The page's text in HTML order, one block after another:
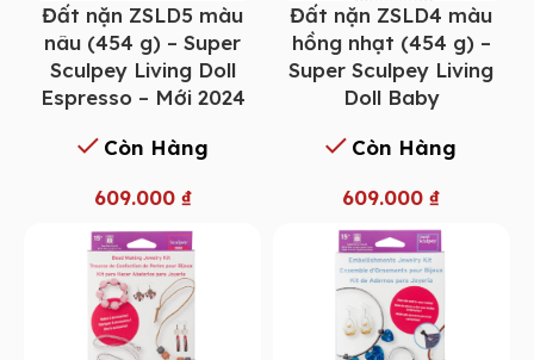
Đất nặn ZSLD5 màu
nâu (454 g) – Super
Sculpey Living Doll
Espresso – Mới 2024
Còn Hàng
609.000 ₫
Đất nặn ZSLD4 màu
hồng nhạt (454 g) –
Super Sculpey Living
Doll Baby
Còn Hàng
609.000₫